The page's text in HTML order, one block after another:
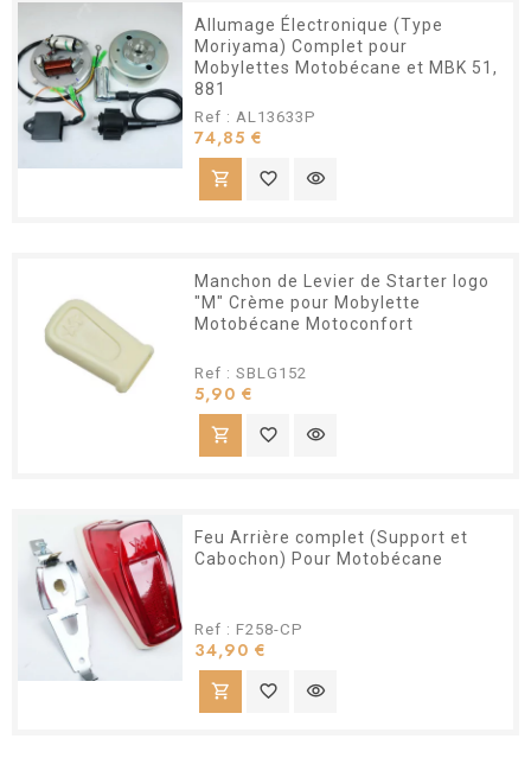
Allumage Électronique (Type
Moriyama) Complet pour
Mobylettes Motobécane et MBK 51,
881
Ref : AL13633P
74,85 €
shopping_cart favorite_border visibility
Manchon de Levier de Starter logo
"M" Crème pour Mobylette
Motobécane Motoconfort
Ref : SBLG152
5,90 €
shopping_cart favorite_border visibility
Feu Arrière complet (Support et
Cabochon) Pour Motobécane
Ref : F258-CP
34,90 €
shopping_cart favorite_border visibility